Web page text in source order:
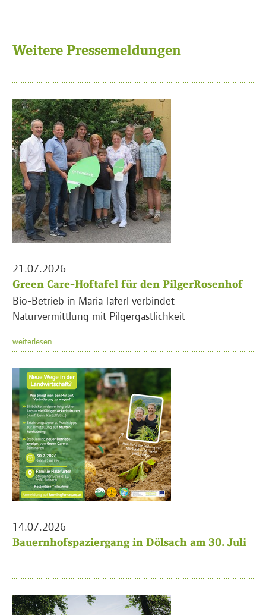
Weitere Pressemeldungen
21.07.2026
Green Care-Hoftafel für den PilgerRosenhof
Bio-Betrieb in Maria Taferl verbindet
Naturvermittlung mit Pilgergastlichkeit
weiterlesen
14.07.2026
Bauernhofspaziergang in Dölsach am 30. Juli